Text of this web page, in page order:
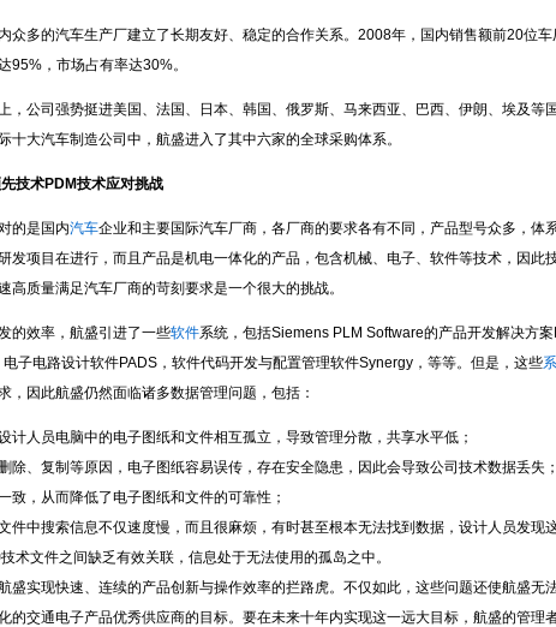
众多的汽车生产厂建立了长期友好、稳定的合作关系。2008年，国内销售额前20位
95%，市场占有率达30%。
，公司强势挺进美国、法国、日本、韩国、俄罗斯、马来西亚、巴西、伊朗、埃及等
十大汽车制造公司中，航盛进入了其中六家的全球采购体系。
技术PDM技术应对挑战
的是国内汽车企业和主要国际汽车厂商，各厂商的要求各有不同，产品型号众多，体
发项目在进行，而且产品是机电一体化的产品，包含机械、电子、软件等技术，因此
高质量满足汽车厂商的苛刻要求是一个很大的挑战。
的效率，航盛引进了一些软件系统，包括Siemens PLM Software的产品开发解决方
子电路设计软件PADS，软件代码开发与配置管理软件Synergy，等等。但是，这些
，因此航盛仍然面临诸多数据管理问题，包括：
计人员电脑中的电子图纸和文件相互孤立，导致管理分散，共享水平低；
除、复制等原因，电子图纸容易误传，存在安全隐患，因此会导致公司技术数据丢失；
致，从而降低了电子图纸和文件的可靠性；
件中搜索信息不仅速度慢，而且很麻烦，有时甚至根本无法找到数据，设计人员发现
术文件之间缺乏有效关联，信息处于无法使用的孤岛之中。
盛实现快速、连续的产品创新与操作效率的拦路虎。不仅如此，这些问题还使航盛无
的交通电子产品优秀供应商的目标。要在未来十年内实现这一远大目标，航盛的管理